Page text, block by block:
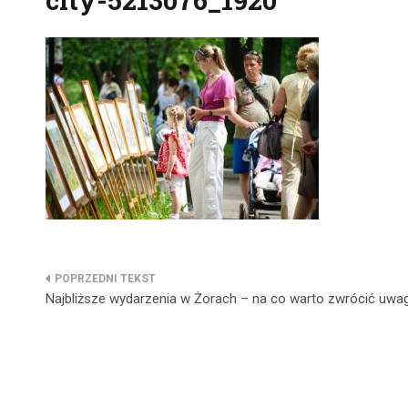
Nawigacja
Najbliższe wydarzenia w Żorach – na co warto zwrócić